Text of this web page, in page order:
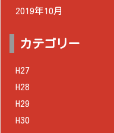
2019年10月
カテゴリー
H27
H28
H29
H30